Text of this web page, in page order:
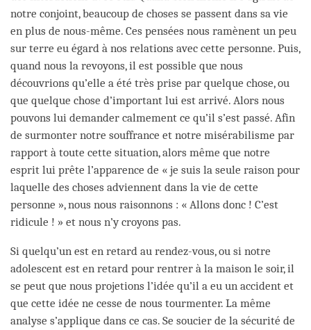
notre conjoint, beaucoup de choses se passent dans sa vie
en plus de nous-même. Ces pensées nous ramènent un peu
sur terre eu égard à nos relations avec cette personne. Puis,
quand nous la revoyons, il est possible que nous
découvrions qu’elle a été très prise par quelque chose, ou
que quelque chose d’important lui est arrivé. Alors nous
pouvons lui demander calmement ce qu’il s’est passé. Afin
de surmonter notre souffrance et notre misérabilisme par
rapport à toute cette situation, alors même que notre
esprit lui prête l’apparence de « je suis la seule raison pour
laquelle des choses adviennent dans la vie de cette
personne », nous nous raisonnons : « Allons donc ! C’est
ridicule ! » et nous n’y croyons pas.
Si quelqu’un est en retard au rendez-vous, ou si notre
adolescent est en retard pour rentrer à la maison le soir, il
se peut que nous projetions l’idée qu’il a eu un accident et
que cette idée ne cesse de nous tourmenter. La même
analyse s’applique dans ce cas. Se soucier de la sécurité de